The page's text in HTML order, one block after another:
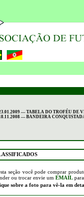
— TABELA DO TROFÉU DE
— BANDEIRA
seção você pode comprar
ou trocar envie um EMAIL
sobre a foto para vê-la em